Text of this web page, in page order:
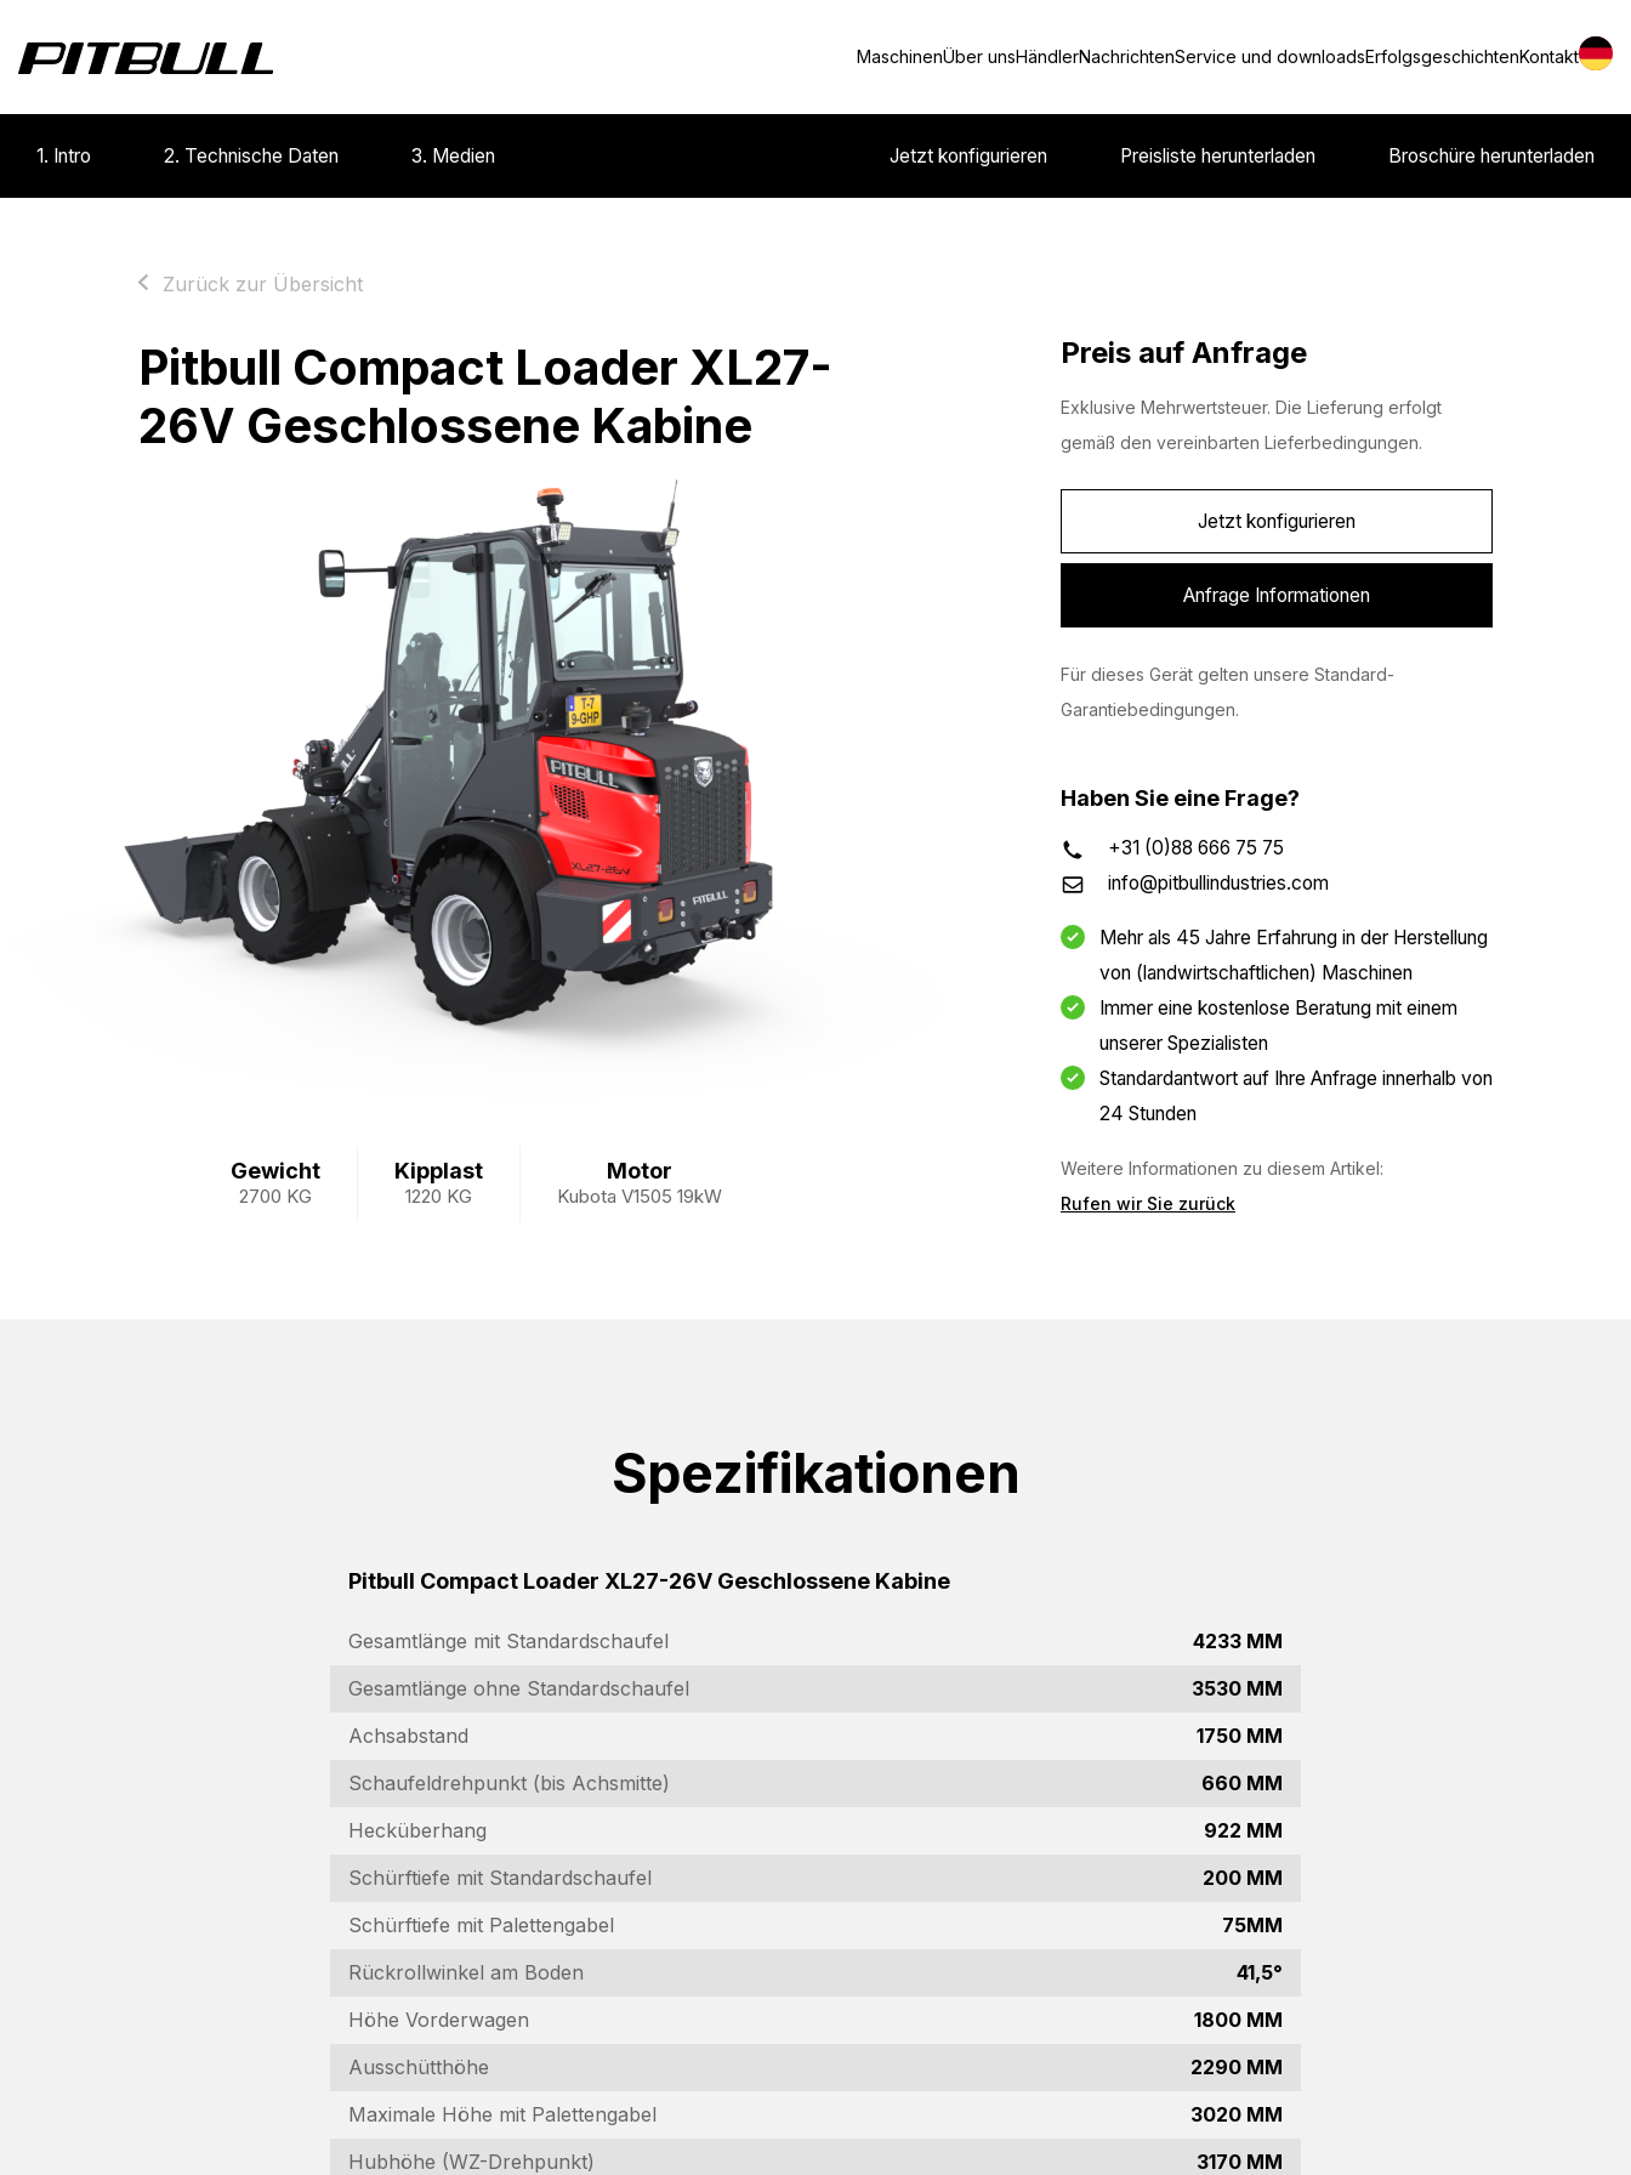
MaschinenÜber unsHändlerNachrichtenService und downloadsErfolgsgeschichtenKontakt
1. Intro 2. Technische Daten 3. Medien Jetzt konfigurieren Preisliste herunterladen Broschüre herunterladen
Zurück zur Übersicht
Pitbull Compact Loader XL27-
26V Geschlossene Kabine
Gewicht
2700 KG
Kipplast
1220 KG
Motor
Kubota V1505 19kW
Preis auf Anfrage
Exklusive Mehrwertsteuer. Die Lieferung erfolgt
gemäß den vereinbarten Lieferbedingungen.
Jetzt konfigurieren
Anfrage Informationen
Für dieses Gerät gelten unsere Standard-
Garantiebedingungen.
Haben Sie eine Frage?
+31 (0)88 666 75 75
info@pitbullindustries.com
Mehr als 45 Jahre Erfahrung in der Herstellung
von (landwirtschaftlichen) Maschinen
Immer eine kostenlose Beratung mit einem
unserer Spezialisten
Standardantwort auf Ihre Anfrage innerhalb von
24 Stunden
Weitere Informationen zu diesem Artikel:
Rufen wir Sie zurück
Spezifikationen
Pitbull Compact Loader XL27-26V Geschlossene Kabine
Gesamtlänge mit Standardschaufel
4233 MM
Gesamtlänge ohne Standardschaufel
3530 MM
Achsabstand
1750 MM
Schaufeldrehpunkt (bis Achsmitte)
660 MM
Hecküberhang
922 MM
Schürftiefe mit Standardschaufel
200 MM
Schürftiefe mit Palettengabel
75MM
Rückrollwinkel am Boden
41,5°
Höhe Vorderwagen
1800 MM
Ausschütthöhe
2290 MM
Maximale Höhe mit Palettengabel
3020 MM
Hubhöhe (WZ-Drehpunkt)
3170 MM